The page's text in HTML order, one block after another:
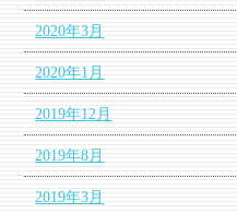
2020年3月
2020年1月
2019年12月
2019年8月
2019年3月